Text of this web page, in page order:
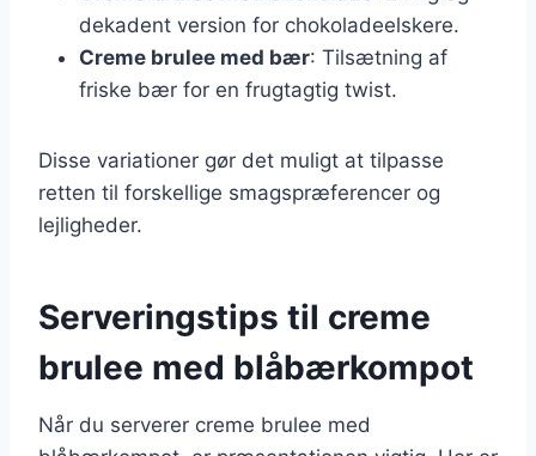
dekadent version for chokoladeelskere.
Creme brulee med bær: Tilsætning af
friske bær for en frugtagtig twist.
Disse variationer gør det muligt at tilpasse
retten til forskellige smagspræferencer og
lejligheder.
Serveringstips til creme
brulee med blåbærkompot
Når du serverer creme brulee med